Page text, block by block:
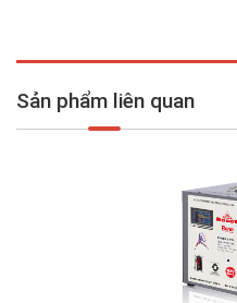
Sản phẩm liên quan